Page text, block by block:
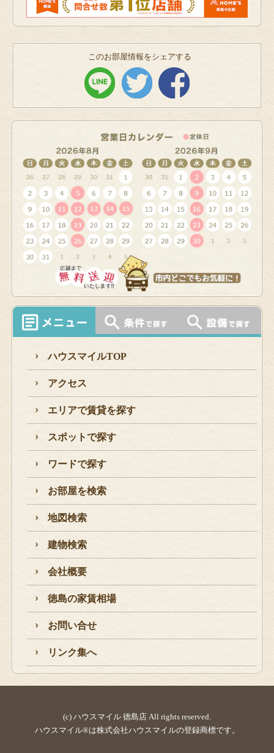
このお部屋情報をシェアする
ハウスマイルTOP
アクセス
エリアで賃貸を探す
スポットで探す
ワードで探す
お部屋を検索
地図検索
建物検索
会社概要
徳島の家賃相場
お問い合せ
リンク集へ
(c) ハウスマイル 徳島店 All rights reserved.
ハウスマイル®は株式会社ハウスマイルの登録商標です。